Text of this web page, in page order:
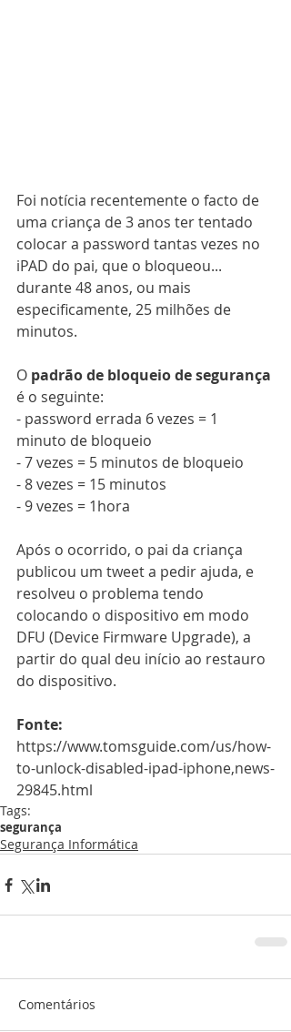
Foi notícia recentemente o facto de
uma criança de 3 anos ter tentado
colocar a password tantas vezes no
iPAD do pai, que o bloqueou...
durante 48 anos, ou mais
especificamente, 25 milhões de
minutos.
O padrão de bloqueio de segurança
é o seguinte:
- password errada 6 vezes = 1
minuto de bloqueio
- 7 vezes = 5 minutos de bloqueio
- 8 vezes = 15 minutos
- 9 vezes = 1hora
Após o ocorrido, o pai da criança
publicou um tweet a pedir ajuda, e
resolveu o problema tendo
colocando o dispositivo em modo
DFU (Device Firmware Upgrade), a
partir do qual deu início ao restauro
do dispositivo.
Fonte:
https://www.tomsguide.com/us/how-
to-unlock-disabled-ipad-iphone,news-
29845.html
Tags:
segurança
Segurança Informática
Comentários